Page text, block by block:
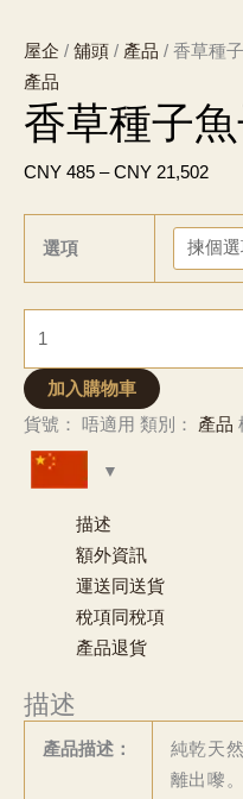
屋企 / 舖頭 / 產品 / 香草種
產品
香草種子
CNY 485 – CNY 21,502價
範
選項
Caviar
-
Dried
加入購物車
貨號：
唔適用 類別： 產品
描述
額外資訊
運送同送貨
稅項同稅項
產品退貨
描述
產品描述：
純乾天
離出嚟